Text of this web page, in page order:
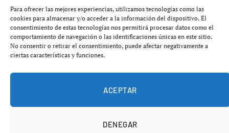
Para ofrecer las mejores experiencias, utilizamos tecnologías como las
cookies para almacenar y/o acceder a la información del dispositivo. El
consentimiento de estas tecnologías nos permitirá procesar datos como el
comportamiento de navegación o las identificaciones únicas en este sitio.
No consentir o retirar el consentimiento, puede afectar negativamente a
ciertas características y funciones.
ACEPTAR
DENEGAR
este proceso participancitocinasy, posteriormente,
moléculas como lasresolvinasymaresinas, que ayudan
a finalizar esta respuesta. Sin embargo, los problemas
surgen cuando la inflamación no se regula
En la actualidad, un tipo de inflamación menos visible y
más insidiosa está ganando relevancia: la
inflamación silente o sistémica. Este tipo de inflamación